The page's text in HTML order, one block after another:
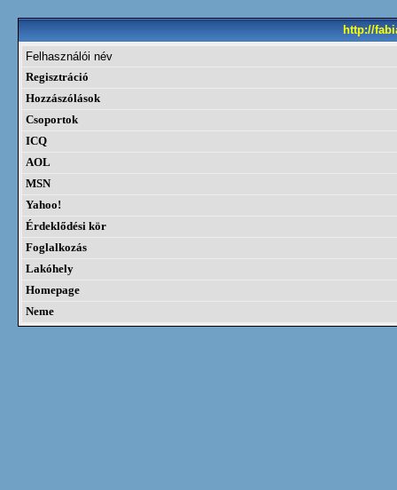
http://
Felhasználói név
Regisztráció
Hozzászólások
Csoportok
ICQ
AOL
MSN
Yahoo!
Érdeklődési kör
Foglalkozás
Lakóhely
Homepage
Neme